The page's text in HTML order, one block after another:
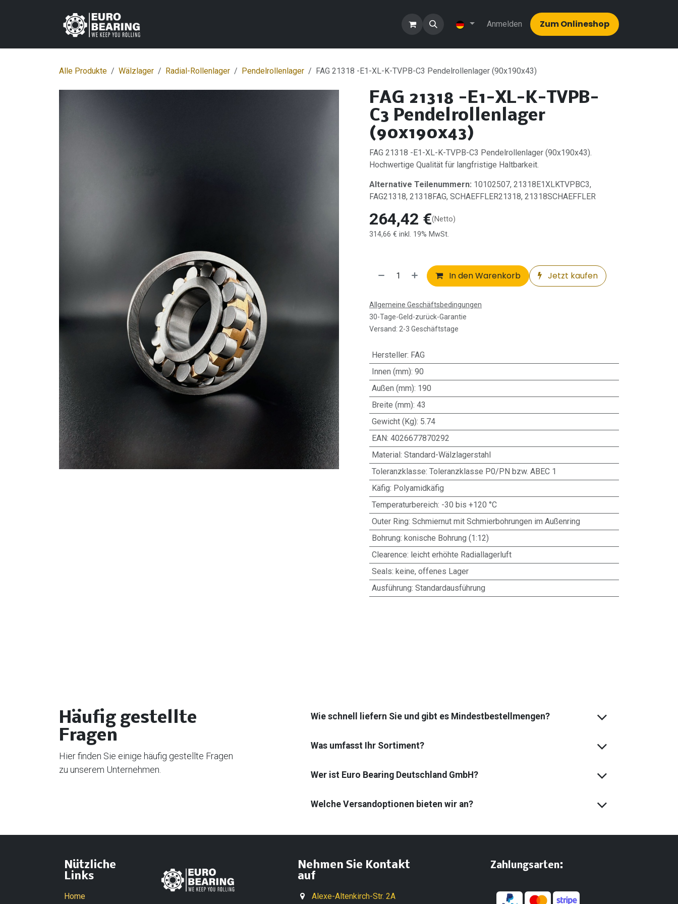
Anmelden Zum Onlinesh​​op
Alle Produkte Wälzlager Radial-Rollenlager Pendelrollenlager FAG 21318 -E1-XL-K-TVPB-C3 Pendelrollenlager (90x190x43)
FAG 21318 -E1-XL-K-TVPB-
C3 Pendelrollenlager
(90x190x43)
FAG 21318 -E1-XL-K-TVPB-C3 Pendelrollenlager (90x190x43).
Hochwertige Qualität für langfristige Haltbarkeit.
Alternative Teilenummern: 10102507, 21318E1XLKTVPBC3,
FAG21318, 21318FAG, SCHAEFFLER21318, 21318SCHAEFFLER
264,42 €(Netto)
314,66 € inkl. 19% MwSt.
In den Warenkorb Jetzt kaufen
Allgemeine Geschäftsbedingungen
30-Tage-Geld-zurück-Garantie
Versand: 2-3 Geschäftstage
Hersteller: FAG
Innen (mm): 90
Außen (mm): 190
Breite (mm): 43
Gewicht (Kg): 5.74
EAN: 4026677870292
Material: Standard-Wälzlagerstahl
Toleranzklasse: Toleranzklasse P0/PN bzw. ABEC 1
Käfig: Polyamidkäfig
Temperaturbereich: -30 bis +120 °C
Outer Ring: Schmiernut mit Schmierbohrungen im Außenring
Bohrung: konische Bohrung (1:12)
Clearence: leicht erhöhte Radiallagerluft
Seals: keine, offenes Lager
Ausführung: Standardausführung
Häufig gestellte
Fragen
Hier finden Sie einige häufig gestellte Fragen
zu unserem Unternehmen.
Wie schnell liefern Sie und gibt es Mindest­bestell­mengen?
Was umfasst Ihr Sortiment?
Wer ist Euro Bearing Deutschland GmbH?
Welche Versandoptionen bieten wir an?
Nützliche
Links
Home
Nehmen Sie Kontakt
auf
Alexe-Altenkirch-Str. 2A
​Zahlungsarten: